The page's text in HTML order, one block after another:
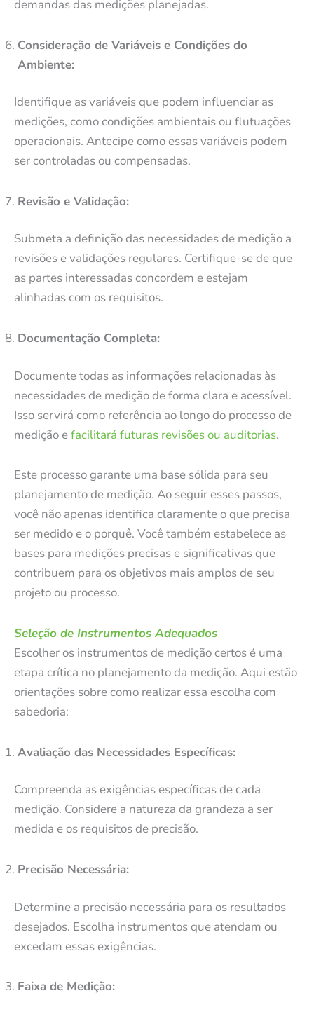
demandas das medições planejadas.
Consideração de Variáveis e Condições do
Ambiente:
Identifique as variáveis que podem influenciar as
medições, como condições ambientais ou flutuações
operacionais. Antecipe como essas variáveis podem
ser controladas ou compensadas.
Revisão e Validação:
Submeta a definição das necessidades de medição a
revisões e validações regulares. Certifique-se de que
as partes interessadas concordem e estejam
alinhadas com os requisitos.
Documentação Completa:
Documente todas as informações relacionadas às
necessidades de medição de forma clara e acessível.
Isso servirá como referência ao longo do processo de
medição efacilitará futuras revisões ou auditorias.
Este processo garante uma base sólida para seu
planejamento de medição. Ao seguir esses passos,
você não apenas identifica claramente o que precisa
ser medido e o porquê. Você também estabelece as
bases para medições precisas e significativas que
contribuem para os objetivos mais amplos de seu
projeto ou processo.
Seleção de Instrumentos Adequados
Escolher os instrumentos de medição certos é uma
etapa crítica no planejamento da medição. Aqui estão
orientações sobre como realizar essa escolha com
sabedoria:
Avaliação das Necessidades Específicas:
Compreenda as exigências específicas de cada
medição. Considere a natureza da grandeza a ser
medida e os requisitos de precisão.
Precisão Necessária:
Determine a precisão necessária para os resultados
desejados. Escolha instrumentos que atendam ou
excedam essas exigências.
Faixa de Medição: